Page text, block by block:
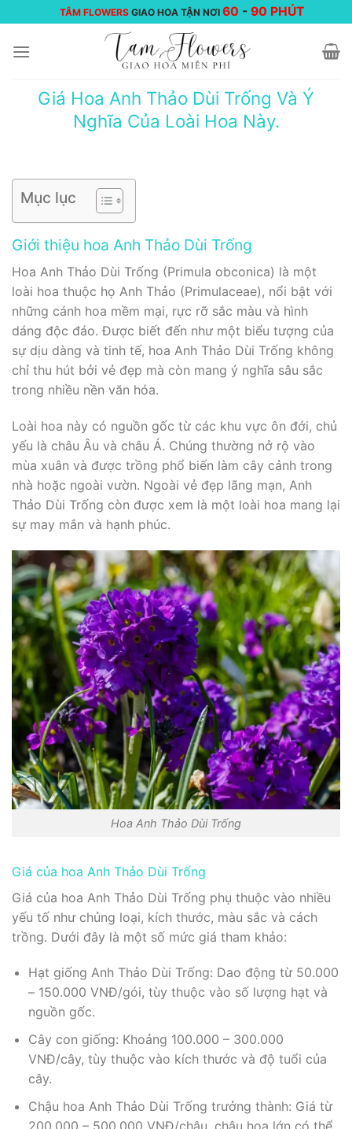
đến
nội
TÂM FLOWERS GIAO HOA TẬN NƠI 60 -90 PHÚT
Giá Hoa Anh Thảo Dùi Trống Và Ý
Nghĩa Của Loài Hoa Này.
Mục lục
Giới thiệu hoa Anh Thảo Dùi Trống
Hoa Anh Thảo Dùi Trống (Primula obconica) là một
loài hoa thuộc họ Anh Thảo (Primulaceae), nổi bật với
những cánh hoa mềm mại, rực rỡ sắc màu và hình
dáng độc đáo. Được biết đến như một biểu tượng của
sự dịu dàng và tinh tế, hoa Anh Thảo Dùi Trống không
chỉ thu hút bởi vẻ đẹp mà còn mang ý nghĩa sâu sắc
trong nhiều nền văn hóa.
Loài hoa này có nguồn gốc từ các khu vực ôn đới, chủ
yếu là châu Âu và châu Á. Chúng thường nở rộ vào
mùa xuân và được trồng phổ biến làm cây cảnh trong
nhà hoặc ngoài vườn. Ngoài vẻ đẹp lãng mạn, Anh
Thảo Dùi Trống còn được xem là một loài hoa mang lại
sự may mắn và hạnh phúc.
Hoa Anh Thảo Dùi Trống
Giá của hoa Anh Thảo Dùi Trống
Giá của hoa Anh Thảo Dùi Trống phụ thuộc vào nhiều
yếu tố như chủng loại, kích thước, màu sắc và cách
trồng. Dưới đây là một số mức giá tham khảo:
Hạt giống Anh Thảo Dùi Trống: Dao động từ 50.000
– 150.000 VNĐ/gói, tùy thuộc vào số lượng hạt và
nguồn gốc.
Cây con giống: Khoảng 100.000 – 300.000
VNĐ/cây, tùy thuộc vào kích thước và độ tuổi của
cây.
Chậu hoa Anh Thảo Dùi Trống trưởng thành: Giá từ
200.000 – 500.000 VNĐ/chậu, chậu hoa lớn có thể